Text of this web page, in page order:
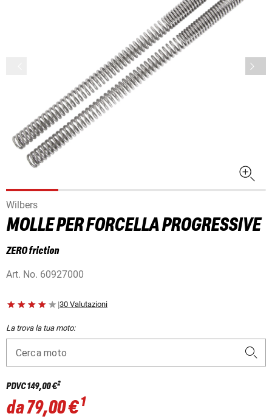
Wilbers
MOLLE PER FORCELLA PROGRESSIVE
ZERO friction
Art. No. 60927000
|30 Valutazioni
La trova la tua moto:
Cerca moto
PDVC149,00 €2
da79,00 €1